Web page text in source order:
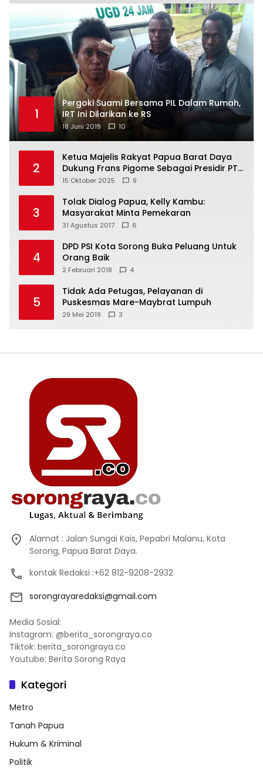
1
Pergoki Suami Bersama PIL Dalam Rumah,
IRT Ini Dilarikan ke RS
18 Juni 2019 10
2
Ketua Majelis Rakyat Papua Barat Daya
Dukung Frans Pigome Sebagai Presidir PT
Freeport Indonesia
15 Oktober 2025 9
3
Tolak Dialog Papua, Kelly Kambu:
Masyarakat Minta Pemekaran
31 Agustus 2017 6
4
DPD PSI Kota Sorong Buka Peluang Untuk
Orang Baik
2 Februari 2018 4
5
Tidak Ada Petugas, Pelayanan di
Puskesmas Mare-Maybrat Lumpuh
29 Mei 2019 3
Alamat : Jalan Sungai Kais, Pepabri Malanu, Kota
Sorong, Papua Barat Daya.
kontak Redaksi :+62 812-9208-2932
sorongrayaredaksi@gmail.com
Media Sosial:
Instagram: @berita_sorongraya.co
Tiktok: berita_sorongraya.co
Youtube: Berita Sorong Raya
Kategori
Metro
Tanah Papua
Hukum & Kriminal
Politik